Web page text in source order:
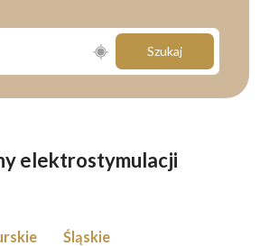
Szukaj
elektrostymulacji
Śląskie